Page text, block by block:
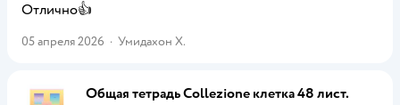
Отлично👍
05 апреля 2026 · Умидахон Х.
Общая тетрадь Collezione клетка 48 лист.